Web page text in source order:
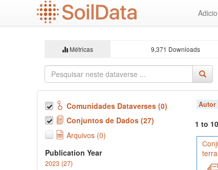
Métricas 9,371 Downloads
Comunidades Dataverses (0)
Conjuntos de Dados (27)
Arquivos (0)
Publication Year
2023 (27)
Autor
1 to